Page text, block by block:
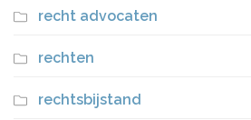
recht advocaten
rechten
rechtsbijstand